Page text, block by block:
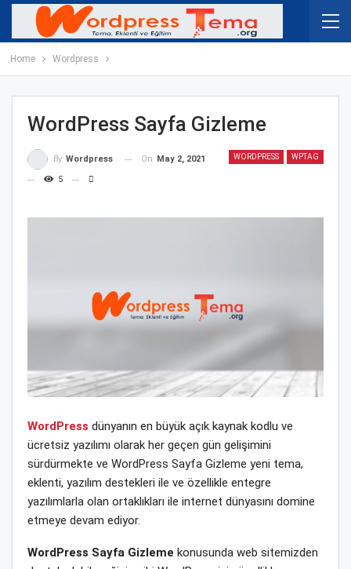
Home Wordpress
WordPress Sayfa Gizleme
WORDPRESS WPTAG
By Wordpress On May 2, 2021
5
WordPress dünyanın en büyük açık kaynak kodlu ve
ücretsiz yazılımı olarak her geçen gün gelişimini
sürdürmekte ve WordPress Sayfa Gizleme yeni tema,
eklenti, yazılım destekleri ile ve özellikle entegre
yazılımlarla olan ortaklıkları ile internet dünyasını domine
etmeye devam ediyor.
WordPress Sayfa Gizleme konusunda web sitemizden